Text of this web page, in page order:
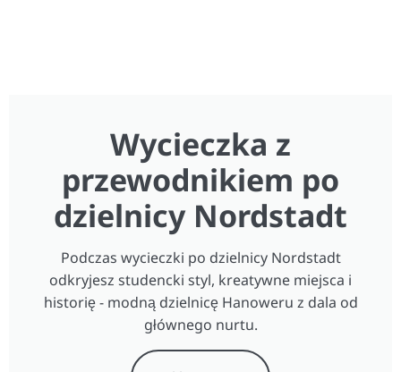
Wycieczka z
przewodnikiem po
dzielnicy Nordstadt
Podczas wycieczki po dzielnicy Nordstadt
odkryjesz studencki styl, kreatywne miejsca i
historię - modną dzielnicę Hanoweru z dala od
głównego nurtu.